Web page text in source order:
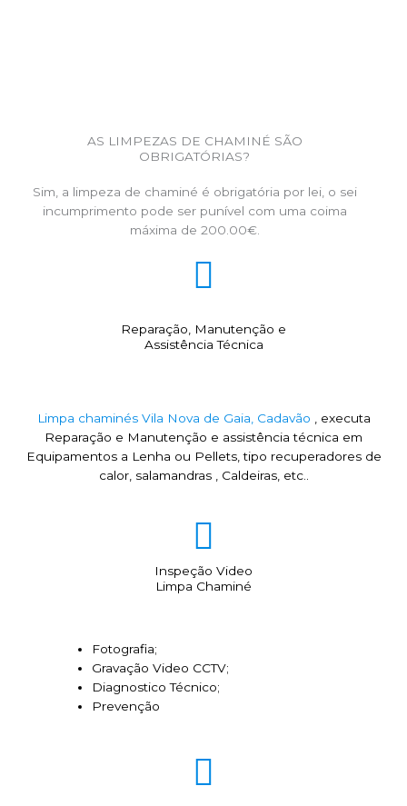
AS LIMPEZAS DE CHAMINÉ SÃO
OBRIGATÓRIAS?
Sim, a limpeza de chaminé é obrigatória por lei, o sei
incumprimento pode ser punível com uma coima
máxima de 200.00€.
Reparação, Manutenção e
Assistência Técnica
Limpa chaminés Vila Nova de Gaia, Cadavão , executa
Reparação e Manutenção e assistência técnica em
Equipamentos a Lenha ou Pellets, tipo recuperadores de
calor, salamandras , Caldeiras, etc..
Inspeção Video
Limpa Chaminé
Fotografia;
Gravação Video CCTV;
Diagnostico Técnico;
Prevenção